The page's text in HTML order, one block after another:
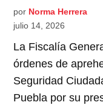
por Norma Herrera
julio 14, 2026
La Fiscalía
órdenes de
Seguridad
Puebla por su